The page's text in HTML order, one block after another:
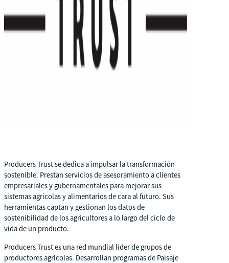
Producers Trust se dedica a impulsar la transformación
sostenible. Prestan servicios de asesoramiento a clientes
empresariales y gubernamentales para mejorar sus
sistemas agrícolas y alimentarios de cara al futuro. Sus
herramientas captan y gestionan los datos de
sostenibilidad de los agricultores a lo largo del ciclo de
vida de un producto.
Producers Trust es una red mundial líder de grupos de
productores agrícolas. Desarrollan programas de Paisaje